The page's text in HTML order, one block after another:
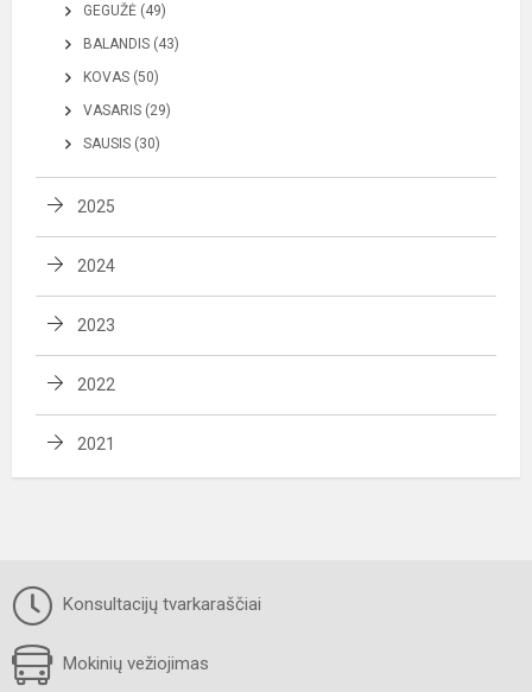
GEGUŽĖ (49)
BALANDIS (43)
KOVAS (50)
VASARIS (29)
SAUSIS (30)
2025
2024
2023
2022
2021
Konsultacijų tvarkaraščiai
Mokinių vežiojimas